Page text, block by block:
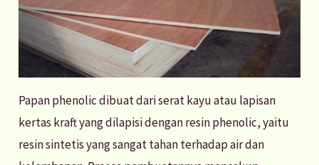
Papan phenolic dibuat dari serat kayu atau lapisan
kertas kraft yang dilapisi dengan resin phenolic, yaitu
resin sintetis yang sangat tahan terhadap air dan